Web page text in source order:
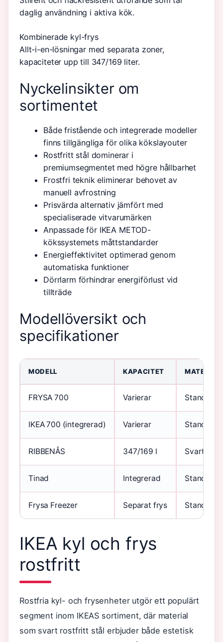
daglig användning i aktiva kök.
Kombinerade kyl-frys
Allt-i-en-lösningar med separata zoner,
kapaciteter upp till 347/169 liter.
Nyckelinsikter om
sortimentet
Både fristående och integrerade modeller
finns tillgängliga för olika kökslayouter
Rostfritt stål dominerar i
premiumsegmentet med högre hållbarhet
Frostfri teknik eliminerar behovet av
manuell avfrostning
Prisvärda alternativ jämfört med
specialiserade vitvarumärken
Anpassade för IKEA METOD-
kökssystemets måttstandarder
Energieffektivitet optimerad genom
automatiska funktioner
Dörrlarm förhindrar energiförlust vid
tillträde
Modellöversikt och
specifikationer
MODELL KAPACITET MATERIAL
FRYSA 700 Varierar Standard
IKEA 700 (integrerad) Varierar Standard
RIBBENÅS 347/169 l Svart
Tinad Integrerad Standard
Frysa Freezer Separat frys Standard
IKEA kyl och frys
rostfritt
Rostfria kyl- och frysenheter utgör ett populärt
segment inom IKEAS sortiment, där material
som svart rostfritt stål erbjuder både estetisk